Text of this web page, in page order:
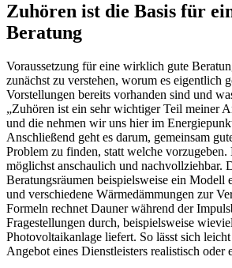
Zuhören ist die Basis für
Beratung
Voraussetzung für eine wirklich gute
zunächst zu verstehen, worum es eigentlich
Vorstellungen bereits vorhanden sind und
„Zuhören ist ein sehr wichtiger Teil meiner
und die nehmen wir uns hier im
Anschließend geht es darum, gemeinsam
Problem zu finden, statt welche vorzugeben.
möglichst anschaulich und nachvollziehbar.
Beratungsräumen beispielsweise ein Modell
und verschiedene Wärmedämmungen zur
Formeln rechnet Dauner während der
Fragestellungen durch, beispielsweise
Photovoltaikanlage liefert. So lässt sich
Angebot eines Dienstleisters realistisch oder